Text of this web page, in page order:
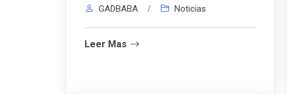
GADBABA / Noticias
Leer Mas